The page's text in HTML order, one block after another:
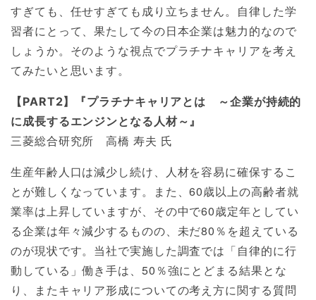
すぎても、任せすぎても成り立ちません。自律した学
習者にとって、果たして今の日本企業は魅力的なので
しょうか。そのような視点でプラチナキャリアを考え
てみたいと思います。
【PART2】『プラチナキャリアとは ～企業が持続的
に成長するエンジンとなる人材～』
三菱総合研究所 高橋 寿夫 氏
生産年齢人口は減少し続け、人材を容易に確保するこ
とが難しくなっています。また、60歳以上の高齢者就
業率は上昇していますが、その中で60歳定年としてい
る企業は年々減少するものの、未だ80％を超えている
のが現状です。当社で実施した調査では「自律的に行
動している」働き手は、50％強にとどまる結果とな
り、またキャリア形成についての考え方に関する質問